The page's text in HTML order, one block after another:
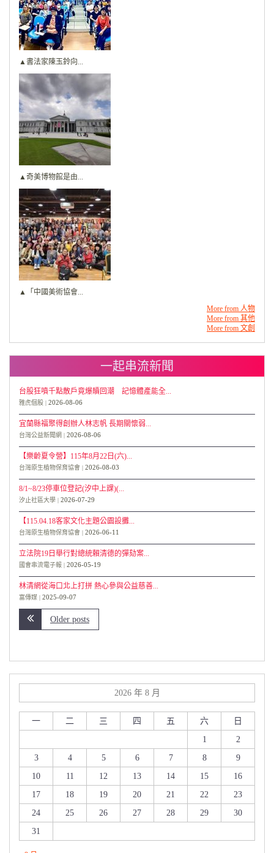
▲書法家陳玉鈴向...
▲奇美博物館是由...
▲「中國美術協會...
More from 人物
More from 其他
More from 文創
一起串流新聞
台股狂噴千點散戶竟爆贖回潮 記憶體產能全...
雅虎個股 2026-08-06
宜蘭縣福聚得創辦人林志帆 長期關懷弱...
台灣公益新聞網 2026-08-06
【樂齡夏令營】115年8月22日(六)...
台灣原生植物保育協會 2026-08-03
8/1~8/23停車位登記(汐中上課)(...
汐止社區大學 2026-07-29
【115.04.18客家文化主題公園設攤...
台灣原生植物保育協會 2026-06-11
立法院19日舉行對總統賴清德的彈劾案...
國會串流電子報 2026-05-19
林清網從海口北上打拼 熱心參與公益慈善...
富傳媒 2025-09-07
Older posts
2026 年 8 月
一 二 三 四 五 六
日
1
2
3
4 5 6 7 8
9
10
11 12 13 14 15
16
17
18 19 20 21 22
23
24
25 26 27 28 29
30
31